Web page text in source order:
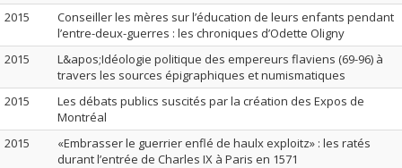
2015
Conseiller les mères sur l’éducation de leurs enfants pendant
l’entre-deux-guerres : les chroniques d’Odette Oligny
2015
L&apos;Idéologie politique des empereurs flaviens (69-96) à
travers les sources épigraphiques et numismatiques
2015
Les débats publics suscités par la création des Expos de
Montréal
2015
«Embrasser le guerrier enflé de haulx exploitz» : les ratés
durant l’entrée de Charles IX à Paris en 1571